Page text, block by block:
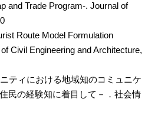
and Trade Program-. Journal of
Route Model Formulation
Civil Engineering and Architecture,
ティにおける地域知のコミュニケ
民の経験知に着目して－．社会情